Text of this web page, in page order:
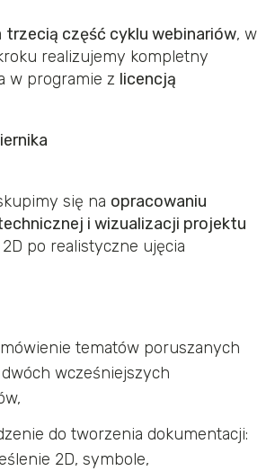
trzecią część cyklu webinariów, w
realizujemy kompletny
w programie z licencją
się na opracowaniu
i wizualizacji projektu
po realistyczne ujęcia
tematów poruszanych
wcześniejszych
do tworzenia dokumentacji:
2D, symbole,